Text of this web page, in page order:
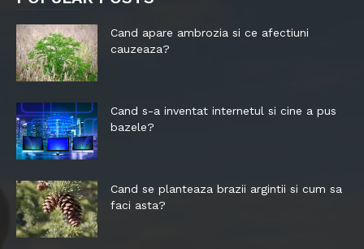
Cand apare ambrozia si ce afectiuni
cauzeaza?
Cand s-a inventat internetul si cine a pus
bazele?
Cand se planteaza brazii argintii si cum sa
faci asta?